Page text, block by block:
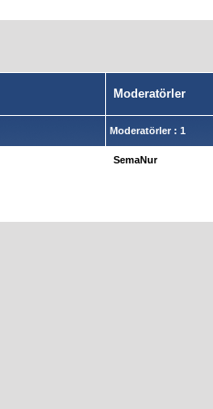
Moderatörler
Moderatörler : 1
SemaNur